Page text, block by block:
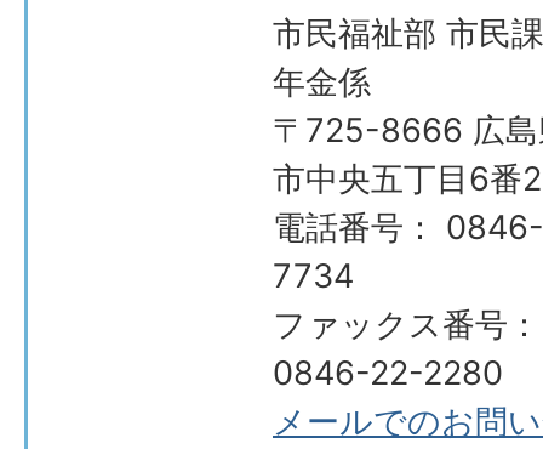
市民福祉部 市民
年金係
〒725-8666 広島
市中央五丁目6番
電話番号：
7734
ファックス番号：
0846-22-2280
メールでのお問